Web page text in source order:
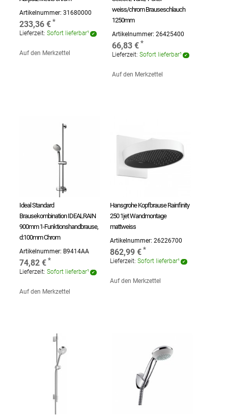
Artikelnummer: 31680000
233,36 €
Lieferzeit: Sofort lieferbar¹
Auf den Merkzettel
weiss/chrom Brauseschlauch
1250mm
Artikelnummer:26425400
66,83 €
Lieferzeit: Sofort lieferbar¹
Auf den Merkzettel
Ideal Standard
Brausekombination IDEALRAIN
900mm 1-Funktionshandbrause,
d:100mm Chrom
Artikelnummer: B9414AA
74,82 €
Lieferzeit: Sofort lieferbar¹
Auf den Merkzettel
Hansgrohe Kopfbrause Rainfinity
250 1jet Wandmontage
mattweiss
Artikelnummer:26226700
862,99 €
Lieferzeit: Sofort lieferbar¹
Auf den Merkzettel